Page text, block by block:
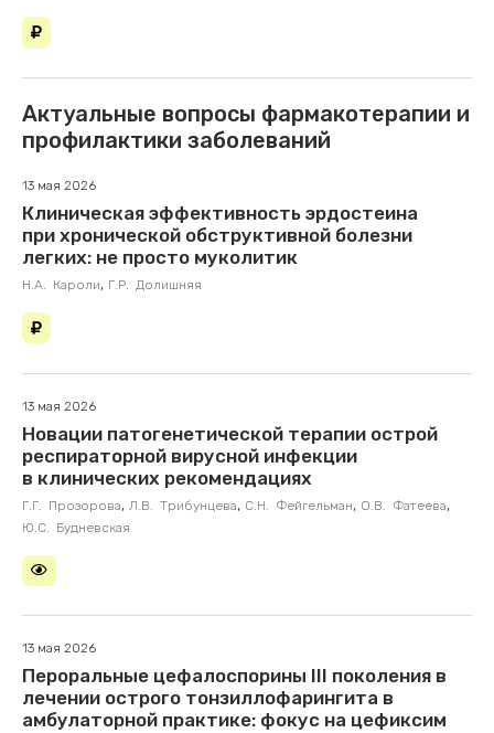
Актуальные вопросы фармакотерапии и
профилактики заболеваний
13 мая 2026
Клиническая эффективность эрдостеина
при хронической обструктивной болезни
легких: не просто муколитик
Н.А. Кароли, Г.Р. Долишняя
13 мая 2026
Новации патогенетической терапии острой
респираторной вирусной инфекции
в клинических рекомендациях
Г.Г. Прозорова, Л.В. Трибунцева, С.Н. Фейгельман, О.В. Фатеева,
Ю.С. Будневская
13 мая 2026
Пероральные цефалоспорины III поколения в
лечении острого тонзиллофарингита в
амбулаторной практике: фокус на цефиксим